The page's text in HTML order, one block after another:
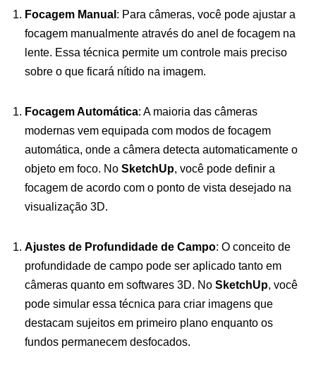
Focagem Manual : Para câmeras, você pode ajustar a
focagem manualmente através do anel de focagem na
lente. Essa técnica permite um controle mais preciso
sobre o que ficará nítido na imagem.
Focagem Automática: A maioria das câmeras
modernas vem equipada com modos de focagem
automática, onde a câmera detecta automaticamente o
objeto em foco. No SketchUp, você pode definir a
focagem de acordo com o ponto de vista desejado na
visualização 3D.
Ajustes de Profundidade de Campo: O conceito de
profundidade de campo pode ser aplicado tanto em
câmeras quanto em softwares 3D. No SketchUp, você
pode simular essa técnica para criar imagens que
destacam sujeitos em primeiro plano enquanto os
fundos permanecem desfocados.